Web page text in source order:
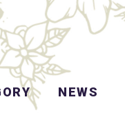
NEWS